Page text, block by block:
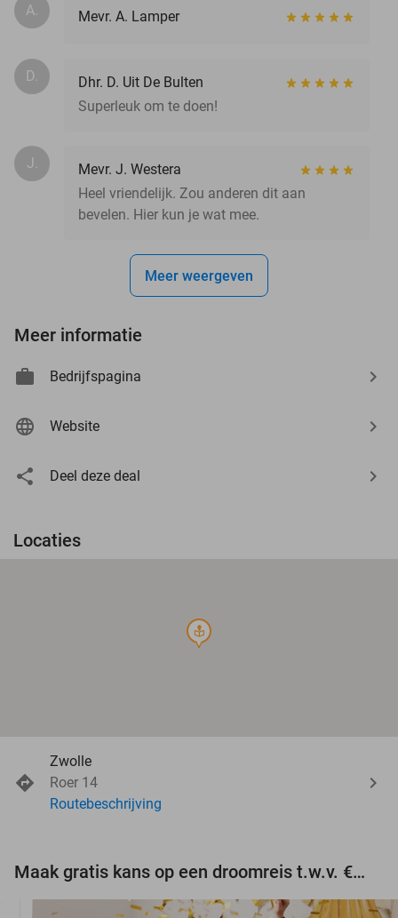
A. Mevr. A. Lamper
D.
Dhr. D. Uit De Bulten
Superleuk om te doen!
J.
Mevr. J. Westera
Heel vriendelijk. Zou anderen dit aan
bevelen. Hier kun je wat mee.
Meer weergeven
Meer informatie
Bedrijfspagina
Website
Deel deze deal
Locaties
course
Zwolle
Roer 14
Routebeschrijving
Maak gratis kans op een droomreis t.w.v. €3.000!